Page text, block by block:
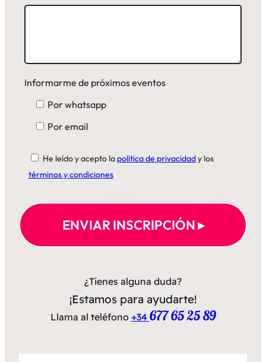
Informarme de próximos eventos
Por whatsapp
Por email
He leído y acepto la política de privacidady los
términos y condiciones
¿Tienes alguna duda?
¡Estamos para ayudarte!
Llama al teléfono +34 677 65 25 89